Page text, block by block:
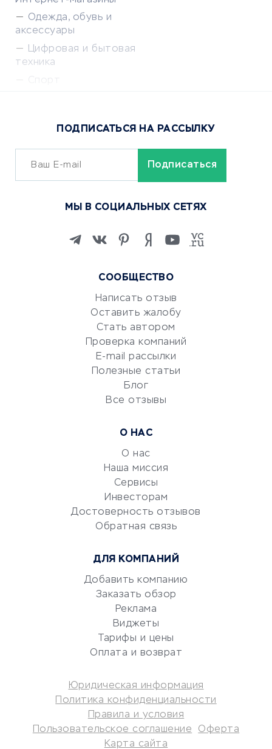
Одежда, обувь и
аксессуары
Цифровая и бытовая
техника
Сервисы доставки
ОБУЧЕНИЕ И РАБОТА
Изучение иностранных
Маркетинг и продажи
Репетиторство
Красота и здоровье
Сервисы по поиску работы
Сетевой маркетинг
УСЛУГИ ДЛЯ БИЗНЕСА
документооборот
Юридические компании
Аудиторские компании
Бухгалтерия онлайн
Потребительские кредиты
Кредитные карты
Дебетовые карты
СООБЩЕСТВО
Написать отзыв
Оставить жалобу
Стать автором
Проверка компаний
E-mail рассылки
Полезные статьи
Блог
Все отзывы
О НАС
О нас
Наша миссия
Сервисы
Инвесторам
Достоверность отзывов
Обратная связь
ДЛЯ КОМПАНИЙ
Добавить компанию
Заказать обзор
Реклама
Виджеты
Тарифы и цены
Оплата и возврат
ПОДПИСАТЬСЯ НА РАССЫЛКУ
МЫ В СОЦИАЛЬНЫХ СЕТЯХ
Юридическая информация
Политика конфиденциальности
Правила и условия
Пользовательское соглашение
Оферта
Карта сайта